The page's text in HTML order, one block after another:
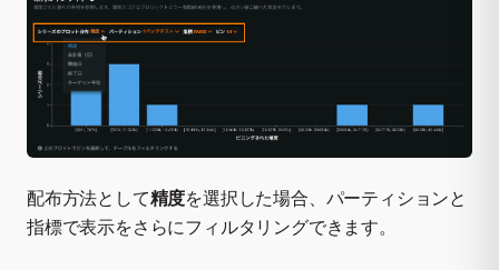
配布方法として精度を選択した場合、パーティションと
指標で表示をさらにフィルタリングできます。